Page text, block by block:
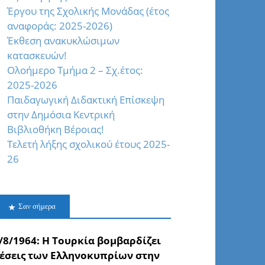
Έργου της Σχολικής Μονάδας (έτος
αναφοράς: 2025-2026)
Έκθεση ανακυκλώσιμων
κατασκευών!
Oλοήμερο Τμήμα 2 – Σχ.έτος:
2025-2026
Παιδαγωγική Διδακτική Επίσκεψη
στην Δημόσια Κεντρική
Βιβλιοθήκη Βέροιας!
Τελετή λήξης σχολικού έτους 2025-
26
Σαν σήμερα
1964: Η Τουρκία βομβαρδίζει
των Ελληνοκυπρίων στην